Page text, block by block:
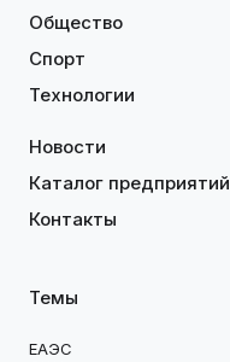
Общество
Спорт
Технологии
Новости
Каталог предприятий
Контакты
Темы
ЕАЭС